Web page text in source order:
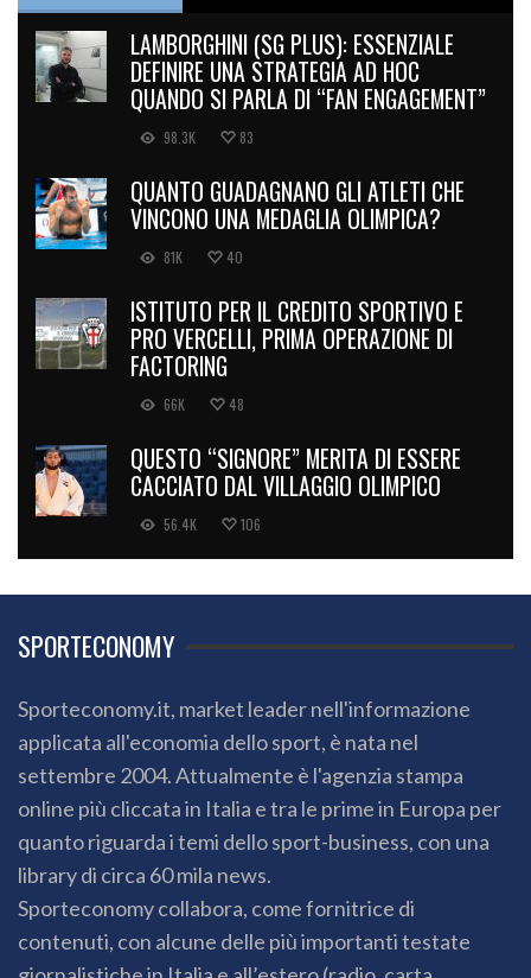
LAMBORGHINI (SG PLUS): ESSENZIALE
DEFINIRE UNA STRATEGIA AD HOC
QUANDO SI PARLA DI “FAN ENGAGEMENT”
98.3K 83
QUANTO GUADAGNANO GLI ATLETI CHE
VINCONO UNA MEDAGLIA OLIMPICA?
81K 40
ISTITUTO PER IL CREDITO SPORTIVO E
PRO VERCELLI, PRIMA OPERAZIONE DI
FACTORING
66K 48
QUESTO “SIGNORE” MERITA DI ESSERE
CACCIATO DAL VILLAGGIO OLIMPICO
56.4K 106
SPORTECONOMY
Sporteconomy.it, market leader nell'informazione
applicata all'economia dello sport, è nata nel
settembre 2004. Attualmente è l'agenzia stampa
online più cliccata in Italia e tra le prime in Europa per
quanto riguarda i temi dello sport-business, con una
library di circa 60 mila news.
Sporteconomy collabora, come fornitrice di
contenuti, con alcune delle più importanti testate